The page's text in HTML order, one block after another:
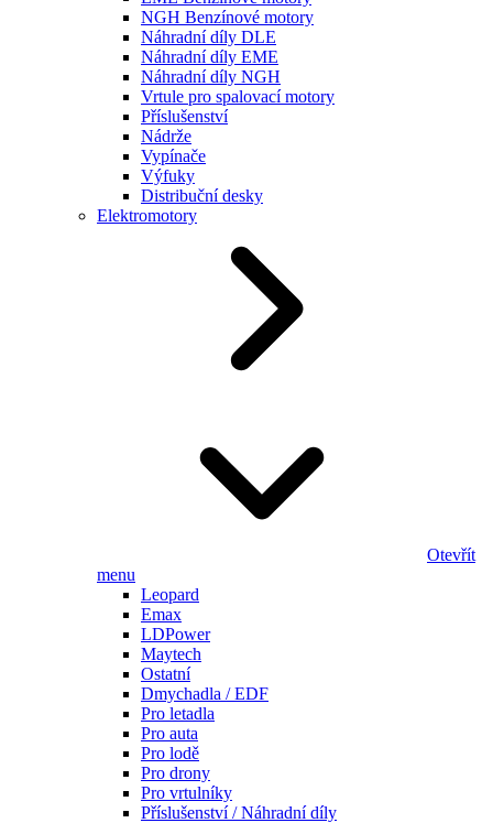
NGH Benzínové motory
Náhradní díly DLE
Náhradní díly EME
Náhradní díly NGH
Vrtule pro spalovací motory
Příslušenství
Nádrže
Vypínače
Výfuky
Distribuční desky
Elektromotory
Otevřít
menu
Leopard
Emax
LDPower
Maytech
Ostatní
Dmychadla / EDF
Pro letadla
Pro auta
Pro lodě
Pro drony
Pro vrtulníky
Příslušenství / Náhradní díly